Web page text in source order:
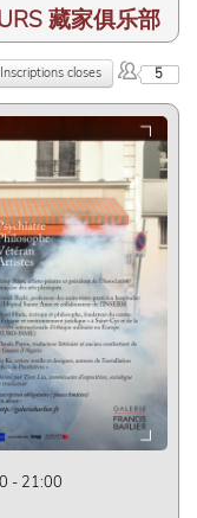
藏家俱乐部
Inscriptions closes 5
- 21:00